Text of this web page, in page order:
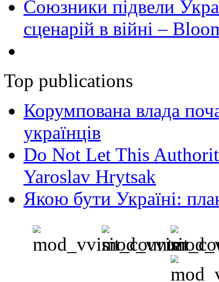
Союзники підвели
сценарій в війні –
Top publications
Корумпована влада
українців
Do Not Let This
Yaroslav Hrytsak
Якою бути Україні: